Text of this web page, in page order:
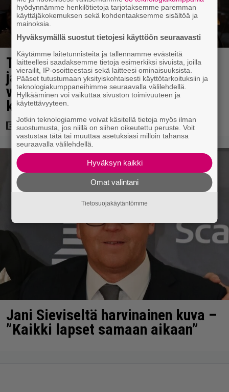
Tänään tv:ssä: Steven Spielbergin
ja Tom Cruisen kaveruus loppui 21
vuotta sitten – Syynä Cruisen nolo
käytös
Jani Sieviseltä harvinainen kuva –
”Kaikki lapset samaan aikaan”
hyödynnämme henkilötietoja tarjotaksemme paremman
käyttäjäkokemuksen sekä kohdentaaksemme sisältöä ja
mainoksia.
Hyväksymällä suostut tietojesi käyttöön seuraavasti
Käytämme laitetunnisteita ja tallennamme evästeitä
laitteellesi saadaksemme tietoja esimerkiksi sivuista, joilla
vierailit, IP-osoitteestasi sekä laitteesi ominaisuuksista.
Pääset tutustumaan yksityiskohtaisesti käyttötarkoituksiin ja
teknologiakumppaneihimme seuraavalla välilehdellä.
Hylkääminen voi vaikuttaa sivuston toimivuuteen ja
käytettävyyteen.
Jotkin teknologiamme voivat käsitellä tietoja myös ilman
suostumusta, jos niillä on siihen oikeutettu peruste. Voit
vastustaa tätä tai muuttaa asetuksiasi milloin tahansa
seuraavalla välilehdellä.
Hyväksyn kaikki
Omat valintani
Tietosuojakäytäntömme